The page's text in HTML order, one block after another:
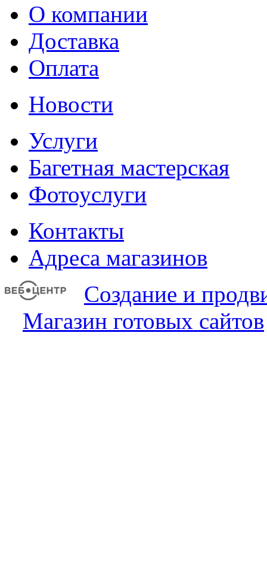
О компании
Доставка
Оплата
Новости
Услуги
Багетная мастерская
Фотоуслуги
Контакты
Адреса магазинов
Создание и
Магазин готовых сайтов